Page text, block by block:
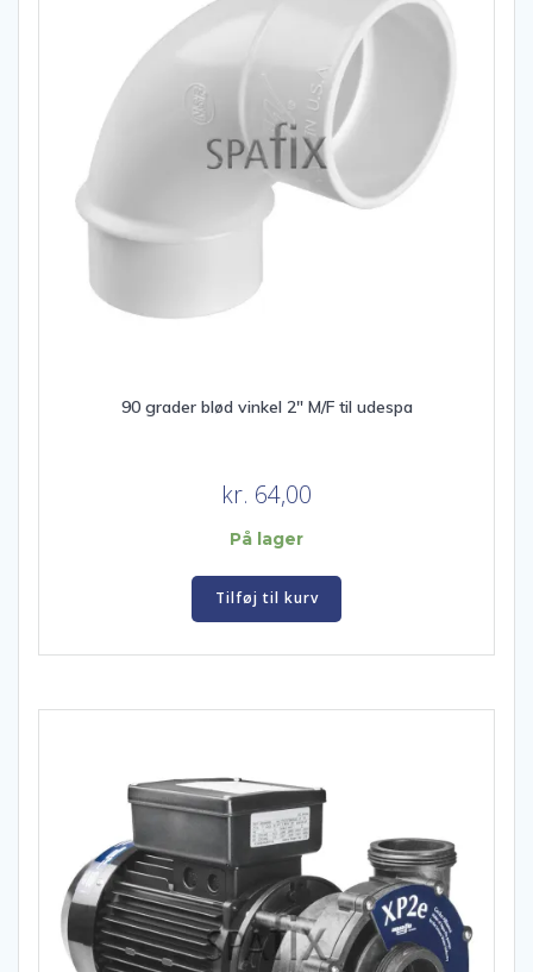
90 grader blød vinkel 2″ M/F til udespa
kr. 64,00
På lager
Tilføj til kurv